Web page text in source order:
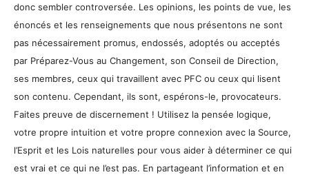
donc sembler controversée. Les opinions, les points de vue, les
énoncés et les renseignements que nous présentons ne sont
pas nécessairement promus, endossés, adoptés ou acceptés
par Préparez-Vous au Changement, son Conseil de Direction,
ses membres, ceux qui travaillent avec PFC ou ceux qui lisent
son contenu. Cependant, ils sont, espérons-le, provocateurs.
Faites preuve de discernement ! Utilisez la pensée logique,
votre propre intuition et votre propre connexion avec la Source,
l’Esprit et les Lois naturelles pour vous aider à déterminer ce qui
est vrai et ce qui ne l’est pas. En partageant l’information et en